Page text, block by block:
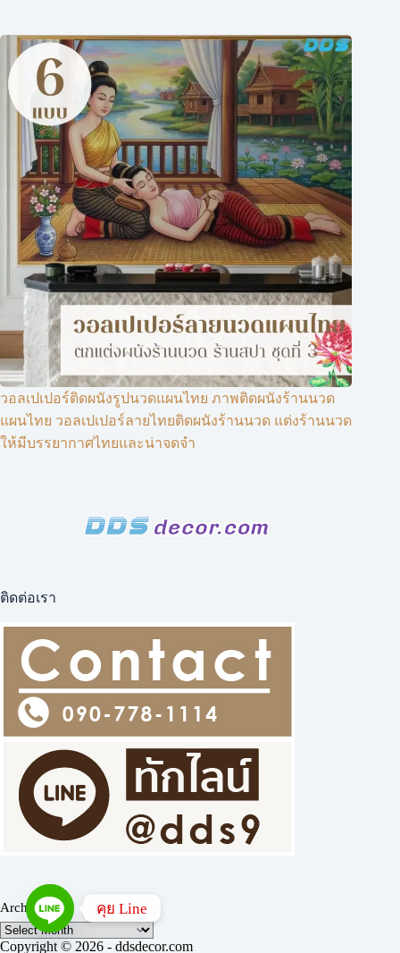
วอลเปเปอร์ติดผนังรูปนวดแผนไทย ภาพติดผนังร้านนวด
แผนไทย วอลเปเปอร์ลายไทยติดผนังร้านนวด แต่งร้านนวด
ให้มีบรรยากาศไทยและน่าจดจำ
ติดต่อเรา
Archives
Copyright © 2026 - ddsdecor.com
คุย Line